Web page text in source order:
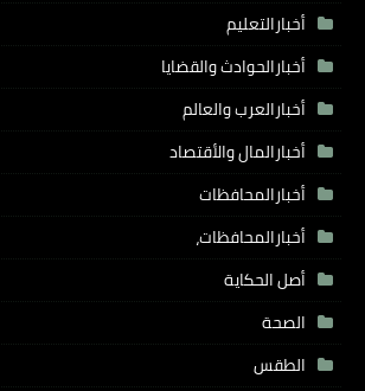
أخبارالتعليم
أخبارالحوادث والقضايا
أخبارالعرب والعالم
أخبارالمال والأقتصاد
أخبارالمحافظات
أخبارالمحافظات،
أصل الحكاية
الصحة
الطقس